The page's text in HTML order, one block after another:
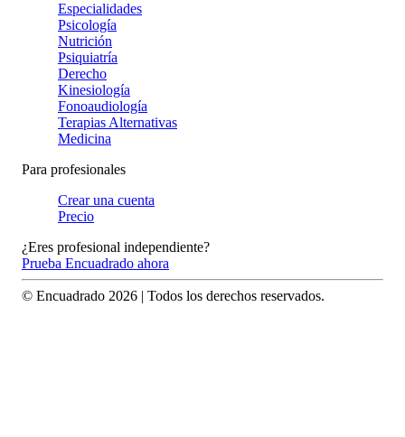
Especialidades
Psicología
Nutrición
Psiquiatría
Derecho
Kinesiología
Fonoaudiología
Terapias Alternativas
Medicina
Para profesionales
Crear una cuenta
Precio
¿Eres profesional independiente?
Prueba Encuadrado ahora
© Encuadrado 2026 | Todos los derechos reservados.